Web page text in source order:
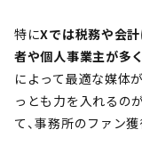
特にXでは税務や会
者や個人事業主が多
によって最適な媒体
っとも力を入れるの
て、事務所のファン